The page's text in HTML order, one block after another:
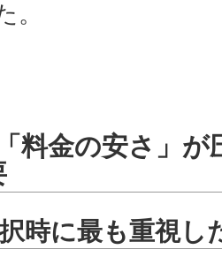
。
料金の安さ」
時に最も重視し